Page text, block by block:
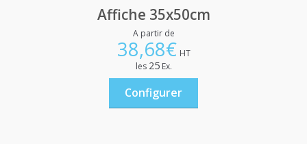
Affiche 35x50cm
A partir de
38,68€ HT
les 25Ex.
Configurer